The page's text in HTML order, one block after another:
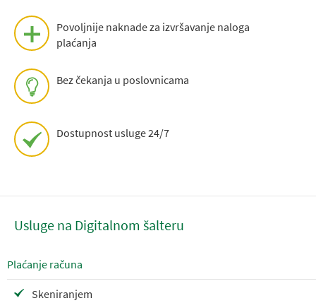
Povoljnije naknade za izvršavanje naloga
plaćanja
Bez čekanja u poslovnicama
Dostupnost usluge 24/7
Usluge na Digitalnom šalteru
Plaćanje računa
Skeniranjem